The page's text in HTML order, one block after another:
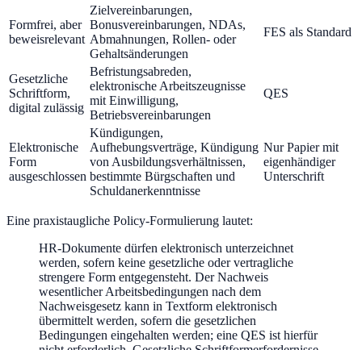
Formfrei, aber
beweisrelevant
Zielvereinbarungen,
Bonusvereinbarungen, NDAs,
Abmahnungen, Rollen- oder
Gehaltsänderungen
FES als Standard
Gesetzliche
Schriftform,
digital zulässig
Befristungsabreden,
elektronische Arbeitszeugnisse
mit Einwilligung,
Betriebsvereinbarungen
QES
Elektronische
Form
ausgeschlossen
Kündigungen,
Aufhebungsverträge, Kündigung
von Ausbildungsverhältnissen,
bestimmte Bürgschaften und
Schuldanerkenntnisse
Nur Papier mit
eigenhändiger
Unterschrift
Eine praxistaugliche Policy-Formulierung lautet:
HR-Dokumente dürfen elektronisch unterzeichnet
werden, sofern keine gesetzliche oder vertragliche
strengere Form entgegensteht. Der Nachweis
wesentlicher Arbeitsbedingungen nach dem
Nachweisgesetz kann in Textform elektronisch
übermittelt werden, sofern die gesetzlichen
Bedingungen eingehalten werden; eine QES ist hierfür